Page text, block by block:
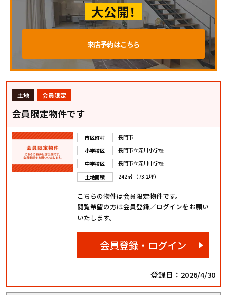
大公開！
来店予約はこちら
土地 会員限定
会員限定物件です
市区町村
長門市
小学校区
長門市立深川小学校
中学校区
長門市立深川中学校
土地面積
242㎡ （73.2坪）
こちらの物件は会員限定物件です。
閲覧希望の方は会員登録／ログインをお願い
いたします。
会員登録・ログイン
登録日：2026/4/30